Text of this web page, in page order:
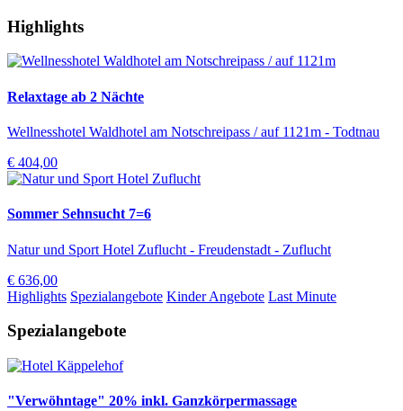
Highlights
Relaxtage ab 2 Nächte
Wellnesshotel Waldhotel am Notschreipass / auf 1121m - Todtnau
€ 404,00
Sommer Sehnsucht 7=6
Natur und Sport Hotel Zuflucht - Freudenstadt - Zuflucht
€ 636,00
Highlights Spezialangebote Kinder Angebote Last Minute
Spezialangebote
"Verwöhntage" 20% inkl. Ganzkörpermassage